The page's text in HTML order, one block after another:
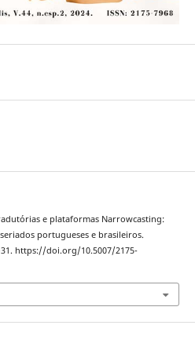
e plataformas Narrowcasting:
portugueses e brasileiros.
https://doi.org/10.5007/2175-